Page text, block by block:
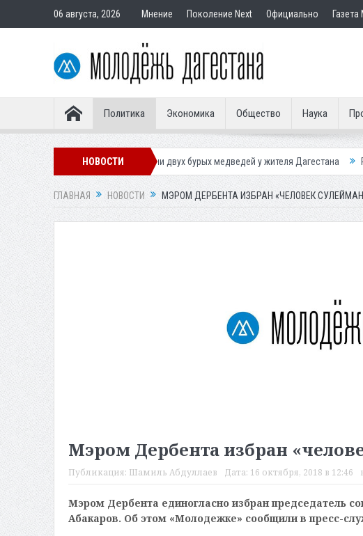
06 августа, 2026 Мнение Поколение Next Официально
Политика Экономика Общество Наука
НОВОСТИ
конфисковали двух бурых медведей у жителя Дагестана
ГЛАВНАЯ НОВОСТИ МЭРОМ ДЕРБЕНТА ИЗБРАН «ЧЕЛОВЕК
Мэром Дербента избран
Публикация: Шамиль Абдуллаев Дата: 16 октября, 2018 в 12:46
Мэром Дербента единогласно избран председатель
Абакаров. Об этом «Молодежке» сообщили в пресс-